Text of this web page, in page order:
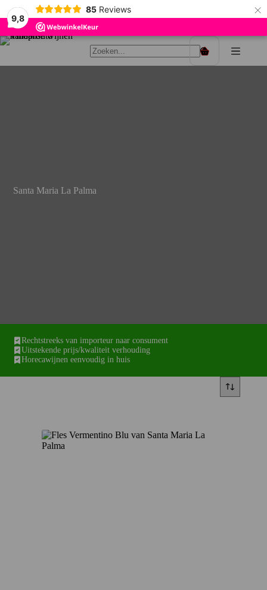
9,8
85 Reviews ×
Ga
Winkelwagen
Santa Maria La Palma
Rechtstreeks van importeur naar consument
Uitstekende prijs/kwaliteit verhouding
Horecawijnen eenvoudig in huis